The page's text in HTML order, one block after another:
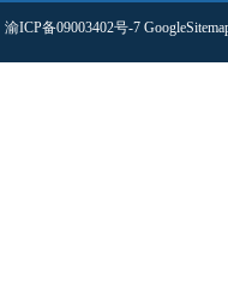
渝ICP备09003402号-7